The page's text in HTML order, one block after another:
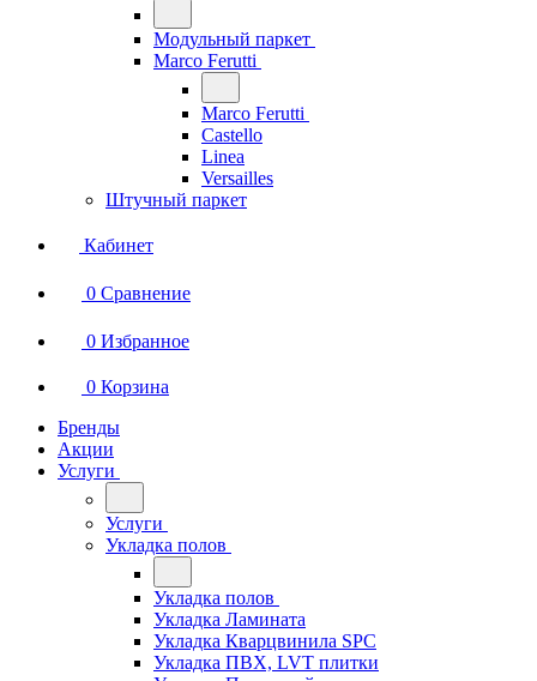
Модульный паркет
Marco Ferutti
Marco Ferutti
Castello
Linea
Versailles
Штучный паркет
Кабинет
0 Сравнение
0 Избранное
0 Корзина
Бренды
Акции
Услуги
Услуги
Укладка полов
Укладка полов
Укладка Ламината
Укладка Кварцвинила SPC
Укладка ПВХ, LVT плитки